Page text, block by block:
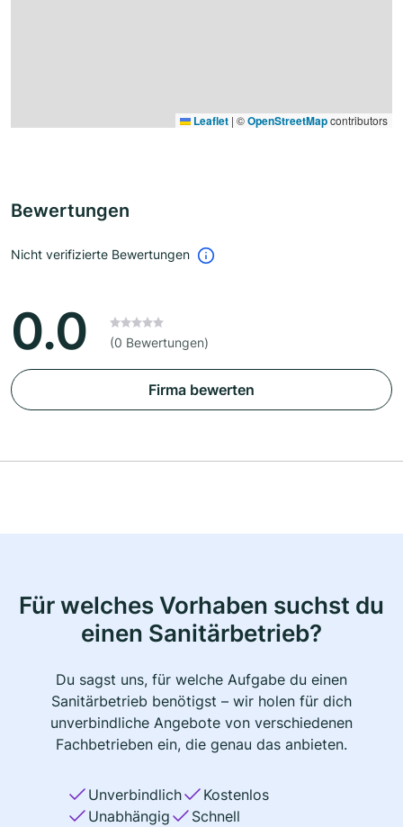
Leaflet | ©OpenStreetMapcontributors
Bewertungen
Nicht verifizierte Bewertungen
0.0 (0 Bewertungen)
Firma bewerten
Für welches Vorhaben suchst du
einen Sanitärbetrieb?
Du sagst uns, für welche Aufgabe du einen
Sanitärbetrieb benötigst – wir holen für dich
unverbindliche Angebote von verschiedenen
Fachbetrieben ein, die genau das anbieten.
Unverbindlich
Kostenlos
Unabhängig
Schnell